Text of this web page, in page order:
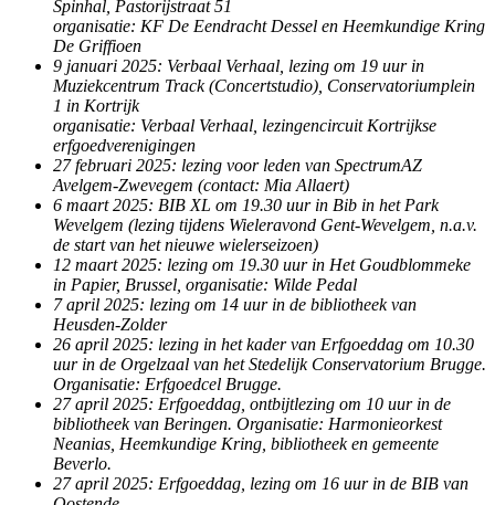
Spinhal, Pastorijstraat 51
organisatie: KF De Eendracht Dessel en Heemkundige Kring
De Griffioen
9 januari 2025: Verbaal Verhaal, lezing om 19 uur in
Muziekcentrum Track (Concertstudio), Conservatoriumplein
1 in Kortrijk
organisatie: Verbaal Verhaal, lezingencircuit Kortrijkse
erfgoedverenigingen
27 februari 2025: lezing voor leden van SpectrumAZ
Avelgem-Zwevegem (contact: Mia Allaert)
6 maart 2025: BIB XL om 19.30 uur in Bib in het Park
Wevelgem (lezing tijdens Wieleravond Gent-Wevelgem, n.a.v.
de start van het nieuwe wielerseizoen)
12 maart 2025: lezing om 19.30 uur in Het Goudblommeke
in Papier, Brussel, organisatie: Wilde Pedal
7 april 2025: lezing om 14 uur in de bibliotheek van
Heusden-Zolder
26 april 2025: lezing in het kader van Erfgoeddag om 10.30
uur in de Orgelzaal van het Stedelijk Conservatorium Brugge.
Organisatie: Erfgoedcel Brugge.
27 april 2025: Erfgoeddag, ontbijtlezing om 10 uur in de
bibliotheek van Beringen. Organisatie: Harmonieorkest
Neanias, Heemkundige Kring, bibliotheek en gemeente
Beverlo.
27 april 2025: Erfgoeddag, lezing om 16 uur in de BIB van